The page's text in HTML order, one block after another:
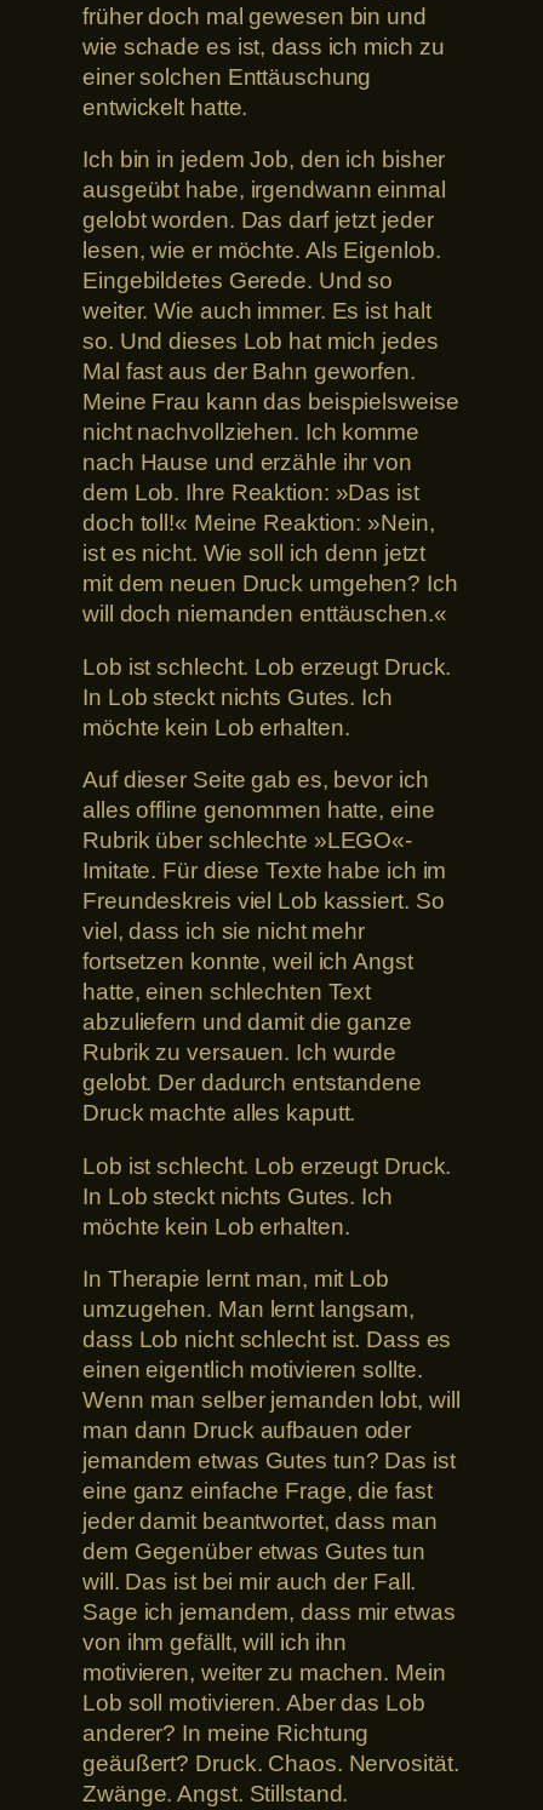
früher doch mal gewesen bin und
wie schade es ist, dass ich mich zu
einer solchen Enttäuschung
entwickelt hatte.
Ich bin in jedem Job, den ich bisher
ausgeübt habe, irgendwann einmal
gelobt worden. Das darf jetzt jeder
lesen, wie er möchte. Als Eigenlob.
Eingebildetes Gerede. Und so
weiter. Wie auch immer. Es ist halt
so. Und dieses Lob hat mich jedes
Mal fast aus der Bahn geworfen.
Meine Frau kann das beispielsweise
nicht nachvollziehen. Ich komme
nach Hause und erzähle ihr von
dem Lob. Ihre Reaktion: »Das ist
doch toll!« Meine Reaktion: »Nein,
ist es nicht. Wie soll ich denn jetzt
mit dem neuen Druck umgehen? Ich
will doch niemanden enttäuschen.«
Lob ist schlecht. Lob erzeugt Druck.
In Lob steckt nichts Gutes. Ich
möchte kein Lob erhalten.
Auf dieser Seite gab es, bevor ich
alles offline genommen hatte, eine
Rubrik über schlechte »LEGO«-
Imitate. Für diese Texte habe ich im
Freundeskreis viel Lob kassiert. So
viel, dass ich sie nicht mehr
fortsetzen konnte, weil ich Angst
hatte, einen schlechten Text
abzuliefern und damit die ganze
Rubrik zu versauen. Ich wurde
gelobt. Der dadurch entstandene
Druck machte alles kaputt.
Lob ist schlecht. Lob erzeugt Druck.
In Lob steckt nichts Gutes. Ich
möchte kein Lob erhalten.
In Therapie lernt man, mit Lob
umzugehen. Man lernt langsam,
dass Lob nicht schlecht ist. Dass es
einen eigentlich motivieren sollte.
Wenn man selber jemanden lobt, will
man dann Druck aufbauen oder
jemandem etwas Gutes tun? Das ist
eine ganz einfache Frage, die fast
jeder damit beantwortet, dass man
dem Gegenüber etwas Gutes tun
will. Das ist bei mir auch der Fall.
Sage ich jemandem, dass mir etwas
von ihm gefällt, will ich ihn
motivieren, weiter zu machen. Mein
Lob soll motivieren. Aber das Lob
anderer? In meine Richtung
geäußert? Druck. Chaos. Nervosität.
Zwänge. Angst. Stillstand.